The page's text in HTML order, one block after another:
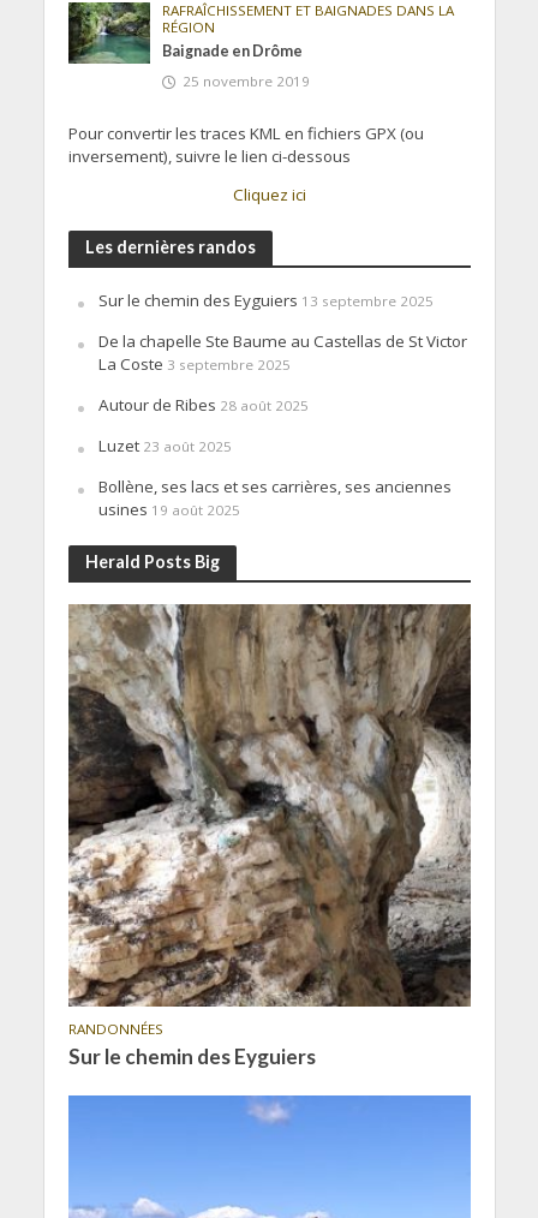
RAFRAÎCHISSEMENT ET BAIGNADES DANS LA
RÉGION
Baignade en Drôme
25 novembre 2019
Pour convertir les traces KML en fichiers GPX (ou
inversement), suivre le lien ci-dessous
Cliquez ici
Les dernières randos
Sur le chemin des Eyguiers 13 septembre 2025
De la chapelle Ste Baume au Castellas de St Victor
La Coste 3 septembre 2025
Autour de Ribes 28 août 2025
Luzet 23 août 2025
Bollène, ses lacs et ses carrières, ses anciennes
usines 19 août 2025
Herald Posts Big
RANDONNÉES
Sur le chemin des Eyguiers